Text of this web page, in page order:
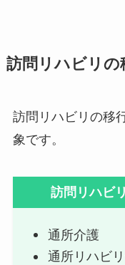
訪問リハビリの
訪問リハビリの移
象です。
訪問リハビ
通所介護
通所リハビ